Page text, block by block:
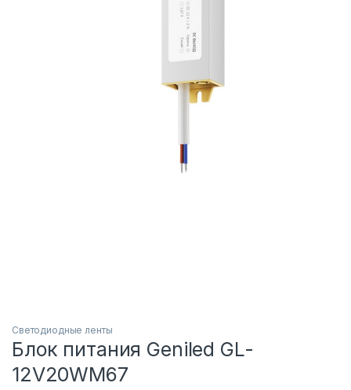
Светодиодные ленты
Блок питания Geniled GL-
12V20WM67